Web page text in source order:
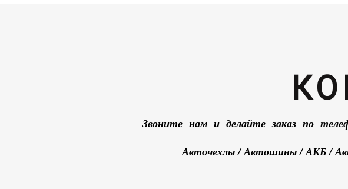
Звоните нам и делайте заказ по
Авточехлы / Автошины / АКБ /